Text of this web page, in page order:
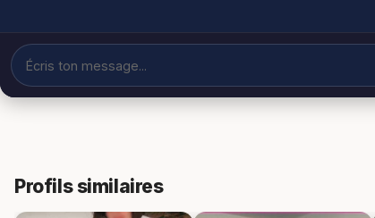
Profils similaires